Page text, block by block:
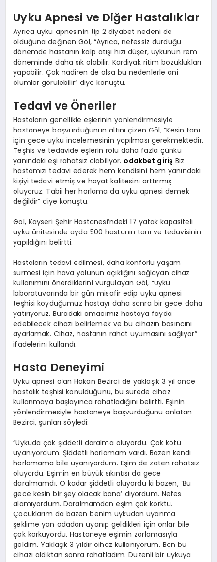
Uyku Apnesi ve Diğer Hastalıklar
Ayrıca uyku apnesinin tip 2 diyabet nedeni de
olduğuna değinen Göl, “Ayrıca, nefessiz durduğu
dönemde hastanın kalp atışı hızı düşer, uykunun rem
döneminde daha sık olabilir. Kardiyak ritim bozuklukları
yapabilir. Çok nadiren de olsa bu nedenlerle ani
ölümler görülebilir” diye konuştu.
Tedavi ve Öneriler
Hastaların genellikle eşlerinin yönlendirmesiyle
hastaneye başvurduğunun altını çizen Göl, “Kesin tanı
için gece uyku incelemesinin yapılması gerekmektedir.
Teşhis ve tedavide eşlerin rolü daha fazla çünkü
yanındaki eşi rahatsız olabiliyor. odakbet giriş Biz
hastamızı tedavi ederek hem kendisini hem yanındaki
kişiyi tedavi etmiş ve hayat kalitesini arttırmış
oluyoruz. Tabii her horlama da uyku apnesi demek
değildir” diye konuştu.
Göl, Kayseri Şehir Hastanesi’ndeki 17 yatak kapasiteli
uyku ünitesinde ayda 500 hastanın tanı ve tedavisinin
yapıldığını belirtti.
Hastaların tedavi edilmesi, daha konforlu yaşam
sürmesi için hava yolunun açıklığını sağlayan cihaz
kullanımını önerdiklerini vurgulayan Göl, “Uyku
laboratuvarında bir gün misafir edip uyku apnesi
teşhisi koyduğumuz hastayı daha sonra bir gece daha
yatırıyoruz. Buradaki amacımız hastaya fayda
edebilecek cihazı belirlemek ve bu cihazın basıncını
ayarlamak. Cihaz, hastanın rahat uyumasını sağlıyor”
ifadelerini kullandı.
Hasta Deneyimi
Uyku apnesi olan Hakan Bezirci de yaklaşık 3 yıl önce
hastalık teşhisi konulduğunu, bu sürede cihaz
kullanmaya başlayınca rahatladığını belirtti. Eşinin
yönlendirmesiyle hastaneye başvurduğunu anlatan
Bezirci, şunları söyledi:
“Uykuda çok şiddetli daralma oluyordu. Çok kötü
uyanıyordum. Şiddetli horlamam vardı. Bazen kendi
horlamama bile uyanıyordum. Eşim de zaten rahatsız
oluyordu. Eşimin en büyük sıkıntısı da gece
daralmamdı. O kadar şiddetli oluyordu ki bazen, ‘Bu
gece kesin bir şey olacak bana’ diyordum. Nefes
alamıyordum. Daralmamdan eşim çok korktu.
Çocuklarım da bazen benim uykudan uyanma
şeklime yan odadan uyanıp geldikleri için onlar bile
çok korkuyordu. Hastaneye eşimin zorlamasıyla
geldim. Yaklaşık 3 yıldır cihaz kullanıyorum. Ben bu
cihazı aldıktan sonra rahatladım. Düzenli bir uykuya